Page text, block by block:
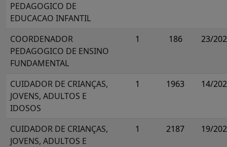
PEDAGOGICO DE
EDUCACAO INFANTIL
COORDENADOR
PEDAGOGICO DE ENSINO
FUNDAMENTAL
1 186 23/
CUIDADOR DE CRIANÇAS,
JOVENS, ADULTOS E
IDOSOS
1 1963 14/
CUIDADOR DE CRIANÇAS,
JOVENS, ADULTOS E
1 2187 19/